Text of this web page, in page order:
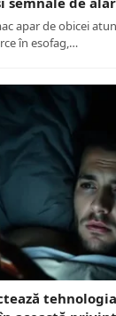
apar de obicei
în esofag,…